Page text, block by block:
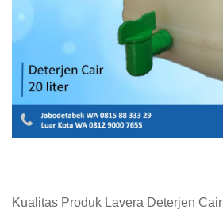
Kualitas Produk Lavera Deterjen Cair